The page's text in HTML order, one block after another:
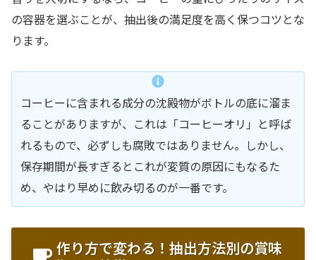
の容器を選ぶことが、抽出後の満足度を高く保つコツとな
ります。
コーヒーに含まれる成分の沈殿物がボトルの底に溜ま
ることがありますが、これは「コーヒーオリ」と呼ば
れるもので、必ずしも腐敗ではありません。しかし、
保存期間が長すぎるとこれが変質の原因にもなるた
め、やはり早めに飲み切るのが一番です。
作り方で変わる！抽出方法別の賞味